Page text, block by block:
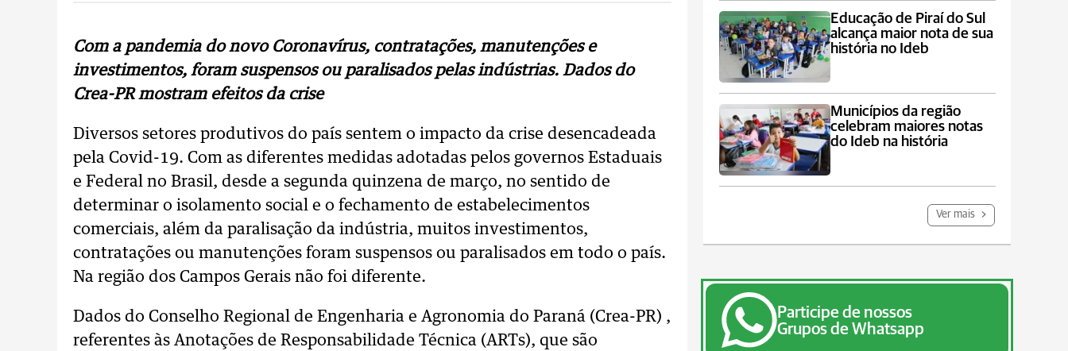
Com a pandemia do novo Coronavírus, contratações, manutenções e
investimentos, foram suspensos ou paralisados pelas indústrias. Dados do
Crea-PR mostram efeitos da crise
Diversos setores produtivos do país sentem o impacto da crise desencadeada
pela Covid-19. Com as diferentes medidas adotadas pelos governos Estaduais
e Federal no Brasil, desde a segunda quinzena de março, no sentido de
determinar o isolamento social e o fechamento de estabelecimentos
comerciais, além da paralisação da indústria, muitos investimentos,
contratações ou manutenções foram suspensos ou paralisados em todo o país.
Na região dos Campos Gerais não foi diferente.
Dados do Conselho Regional de Engenharia e Agronomia do Paraná (Crea-PR) ,
referentes às Anotações de Responsabilidade Técnica (ARTs), que são
Educação de Piraí do Sul
alcança maior nota de sua
história no Ideb
Municípios da região
celebram maiores notas
do Ideb na história
Ver mais
Participe de nossos
Grupos de Whatsapp